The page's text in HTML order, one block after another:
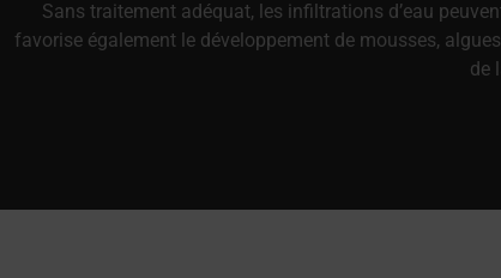
Sans traitement adéquat, les infiltrations d’eau
favorise également le développement de mousses,
de